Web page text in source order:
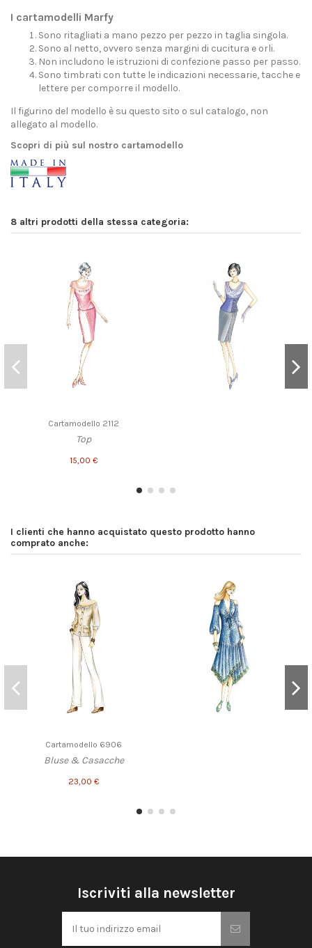
I cartamodelli Marfy
Sono ritagliati a mano pezzo per pezzo in taglia singola.
Sono al netto, ovvero senza margini di cucitura e orli.
Non includono le istruzioni di confezione passo per passo.
Sono timbrati con tutte le indicazioni necessarie, tacche e
lettere per comporre il modello.
Il figurino del modello è su questo sito o sul catalogo, non
allegato al modello.
Scopri di più sul nostro cartamodello
8 altri prodotti della stessa categoria:
Cartamodello 2112
Top
15,00 €
I clienti che hanno acquistato questo prodotto hanno
comprato anche:
Cartamodello 6906
Bluse & Casacche
23,00 €
Iscriviti alla newsletter